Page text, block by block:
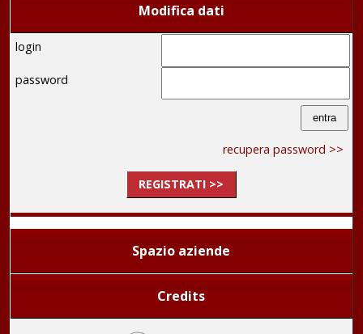
Modifica dati
login
password
recupera password >>
REGISTRATI >>
Spazio aziende
Credits